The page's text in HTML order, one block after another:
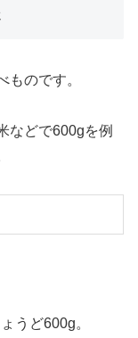
のです。
などで600gを例
うど600g。